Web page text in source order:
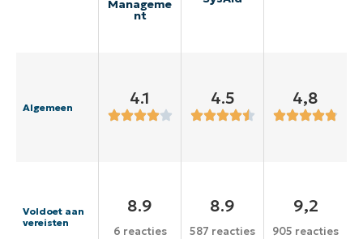
Manageme
nt
Algemeen 4.1 4.5 4,8
Voldoet aan
vereisten
8.9
6 reacties
8.9
587 reacties
9,2
905 reacties